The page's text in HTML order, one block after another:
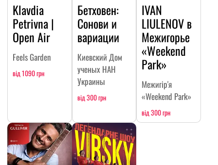
Klavdia
Petrivna |
Open Air
Feels Garden
від 1090 грн
Бетховен:
Сонови и
вариации
Киевский Дом
ученых НАН
Украины
від 300 грн
IVAN
LIULENOV в
Межигорье
«Weekend
Park»
Межигір'я
«Weekend Park»
від 300 грн